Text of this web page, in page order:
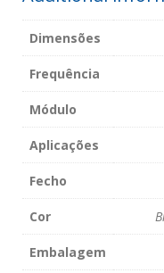
Dimensões
Frequência
Módulo
Aplicações
Fecho
Cor
Embalagem